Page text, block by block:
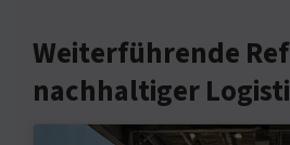
Weiterführende
nachhaltiger